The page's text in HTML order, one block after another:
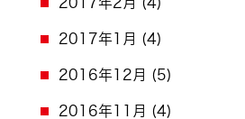
2017年1月 (4)
2016年12月 (5)
2016年11月 (4)